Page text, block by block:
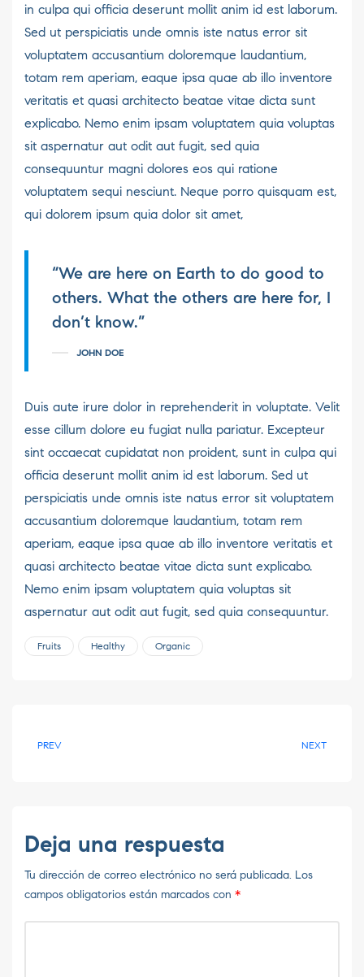
in culpa qui officia deserunt mollit anim id est laborum.
Sed ut perspiciatis unde omnis iste natus error sit
voluptatem accusantium doloremque laudantium,
totam rem aperiam, eaque ipsa quae ab illo inventore
veritatis et quasi architecto beatae vitae dicta sunt
explicabo. Nemo enim ipsam voluptatem quia voluptas
sit aspernatur aut odit aut fugit, sed quia
consequuntur magni dolores eos qui ratione
voluptatem sequi nesciunt. Neque porro quisquam est,
qui dolorem ipsum quia dolor sit amet,
“We are here on Earth to do good to
others. What the others are here for, I
don’t know.”
JOHN DOE
Duis aute irure dolor in reprehenderit in voluptate. Velit
esse cillum dolore eu fugiat nulla pariatur. Excepteur
sint occaecat cupidatat non proident, sunt in culpa qui
officia deserunt mollit anim id est laborum. Sed ut
perspiciatis unde omnis iste natus error sit voluptatem
accusantium doloremque laudantium, totam rem
aperiam, eaque ipsa quae ab illo inventore veritatis et
quasi architecto beatae vitae dicta sunt explicabo.
Nemo enim ipsam voluptatem quia voluptas sit
aspernatur aut odit aut fugit, sed quia consequuntur.
Fruits Healthy Organic
PREV NEXT
Deja una respuesta
Tu dirección de correo electrónico no será publicada. Los
campos obligatorios están marcados con *